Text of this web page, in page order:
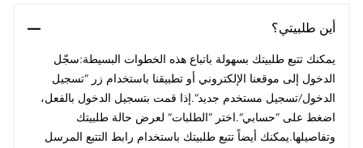
أين طلبيتي؟
يمكنك تتبع طلبيتك بسهولة باتباع هذه الخطوات البسيطة:سجّل
الدخول إلى موقعنا الإلكتروني أو تطبيقنا باستخدام زر ”تسجيل
الدخول/تسجيل مستخدم جديد“.إذا قمت بتسجيل الدخول بالفعل،
اضغط على ”حسابي“.اختر ”الطلبات“ لعرض حالة طلبيتك
وتفاصيلها.يمكنك أيضاً تتبع طلبيتك باستخدام رابط التتبع المرسل